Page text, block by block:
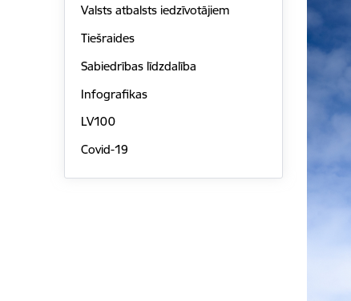
Valsts atbalsts iedzīvotājiem
Tiešraides
Sabiedrības līdzdalība
Infografikas
LV100
Covid-19